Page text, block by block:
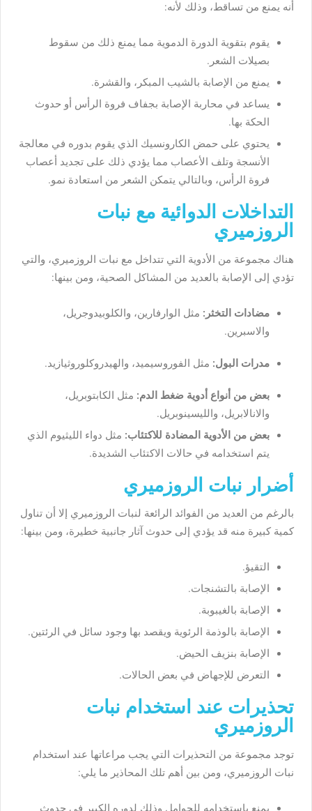
أنه يمنع من تساقط، وذلك لأنه:
يقوم بتقوية الدورة الدموية مما يمنع ذلك من سقوط
بصيلات الشعر.
يمنع من الإصابة بالشيب المبكر، والقشرة.
يساعد في محاربة الإصابة بجفاف فروة الرأس أو حدوث
الحكة بها.
يحتوي على حمض الكارونسيك الذي يقوم بدوره في معالجة
الأنسجة وتلف الأعصاب مما يؤدي ذلك على تجديد أعصاب
فروة الرأس، وبالتالي يتمكن الشعر من استعادة نمو.
التداخلات الدوائية مع نبات
الروزميري
هناك مجموعة من الأدوية التي تتداخل مع نبات الروزميري، والتي
تؤدي إلى الإصابة بالعديد من المشاكل الصحية، ومن بينها:
مضادات التخثر: مثل الوارفارين، والكلوبيدوجريل،
والاسبرين.
مدرات البول: مثل الفوروسيميد، والهيدروكلوروثيازيد.
بعض من أنواع أدوية ضغط الدم: مثل الكابتوبريل،
والانالابريل، والليسينوبريل.
بعض من الأدوية المضادة للاكتئاب: مثل دواء الليثيوم الذي
يتم استخدامه في حالات الاكتئاب الشديدة.
أضرار نبات الروزميري
بالرغم من العديد من الفوائد الرائعة لنبات الروزميري إلا أن تناول
كمية كبيرة منه قد يؤدي إلى حدوث آثار جانبية خطيرة، ومن بينها:
التقيؤ.
الإصابة بالتشنجات.
الإصابة بالغيبوبة.
الإصابة بالوذمة الرئوية ويقصد بها وجود سائل في الرئتين.
الإصابة بنزيف الحيض.
التعرض للإجهاض في بعض الحالات.
تحذيرات عند استخدام نبات
الروزميري
توجد مجموعة من التحذيرات التي يجب مراعاتها عند استخدام
نبات الروزميري، ومن بين أهم تلك المحاذير ما يلي:
يمنع باستخدامه للحوامل وذلك لدوره الكبير في حدوث